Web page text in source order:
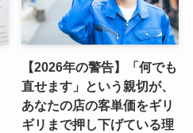
【2026年の警告】「何でも
直せます」という親切が、
あなたの店の客単価をギリ
ギリまで押し下げている理